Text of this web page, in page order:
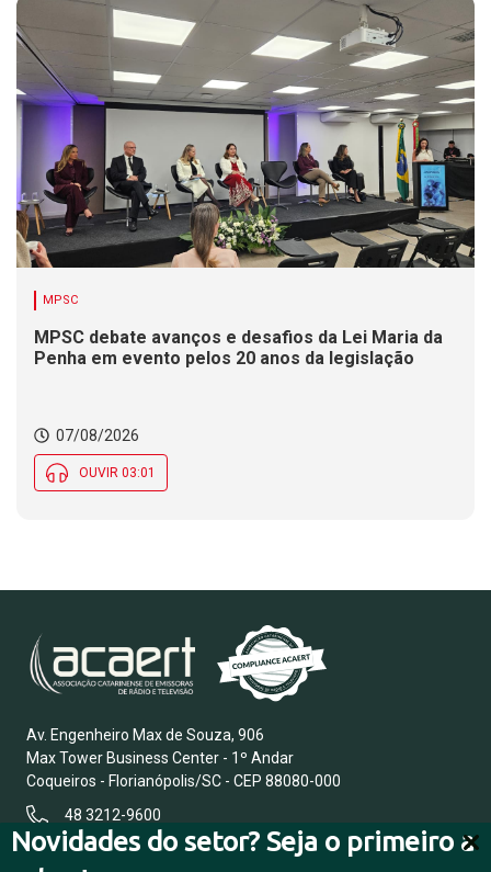
Novidades do setor? Seja o primeiro a
MPSC
MPSC debate avanços e desafios da Lei Maria da
Penha em evento pelos 20 anos da legislação
07/08/2026
OUVIR 03:01
Av. Engenheiro Max de Souza, 906
Max Tower Business Center - 1º Andar
Coqueiros - Florianópolis/SC - CEP 88080-000
48 3212-9600